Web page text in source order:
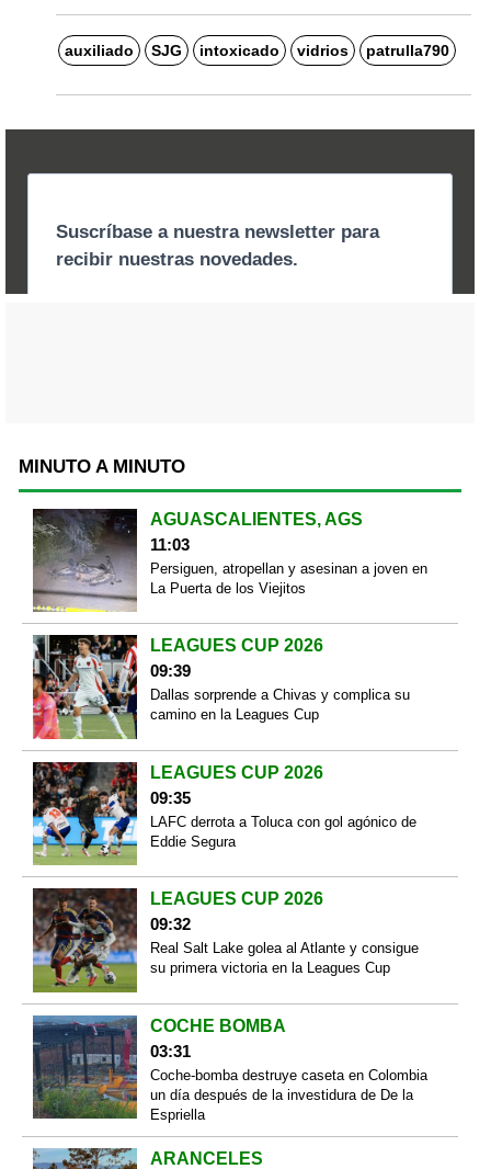
auxiliado SJG intoxicado vidrios patrulla790
MINUTO A MINUTO
AGUASCALIENTES, AGS
11:03
Persiguen, atropellan y asesinan a joven en
La Puerta de los Viejitos
LEAGUES CUP 2026
09:39
Dallas sorprende a Chivas y complica su
camino en la Leagues Cup
LEAGUES CUP 2026
09:35
LAFC derrota a Toluca con gol agónico de
Eddie Segura
LEAGUES CUP 2026
09:32
Real Salt Lake golea al Atlante y consigue
su primera victoria en la Leagues Cup
COCHE BOMBA
03:31
Coche-bomba destruye caseta en Colombia
un día después de la investidura de De la
Espriella
ARANCELES